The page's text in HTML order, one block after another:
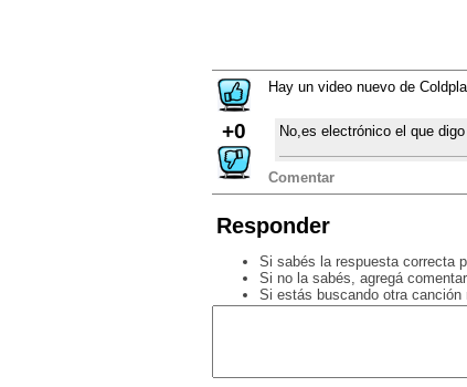
+0
Hay un video nuevo de
No,es electrónico el que
Comentar
Responder
Si sabés la respuesta correcta
Si no la sabés, agregá
Si estás buscando otra canción